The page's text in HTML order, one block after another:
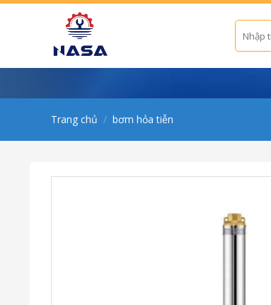
Skip
Tìm
kiếm:
Trang chủ / bơm hỏa tiễn